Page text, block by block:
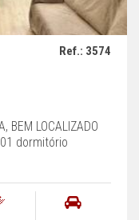
Ref.: 3574
BEM LOCALIZADO
01 dormitório